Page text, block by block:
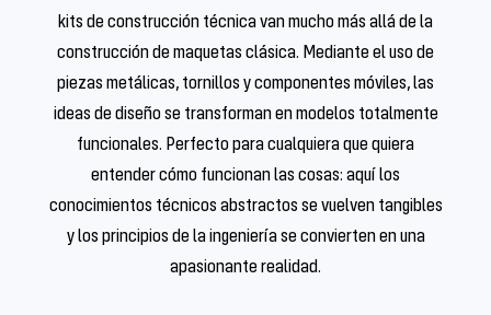
kits de construcción técnica van mucho más allá de la
construcción de maquetas clásica. Mediante el uso de
piezas metálicas, tornillos y componentes móviles, las
ideas de diseño se transforman en modelos totalmente
funcionales. Perfecto para cualquiera que quiera
entender cómo funcionan las cosas: aquí los
conocimientos técnicos abstractos se vuelven tangibles
y los principios de la ingeniería se convierten en una
apasionante realidad.